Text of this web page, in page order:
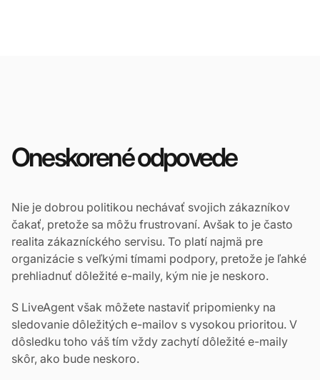
Oneskorené odpovede
Nie je dobrou politikou nechávať svojich zákazníkov
čakať, pretože sa môžu frustrovaní. Avšak to je často
realita zákazníckého servisu. To platí najmä pre
organizácie s veľkými tímami podpory, pretože je ľahké
prehliadnuť dôležité e-maily, kým nie je neskoro.
S LiveAgent však môžete nastaviť pripomienky na
sledovanie dôležitých e-mailov s vysokou prioritou. V
dôsledku toho váš tím vždy zachytí dôležité e-maily
skôr, ako bude neskoro.